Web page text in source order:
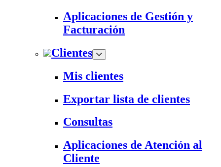
Aplicaciones de Gestión y
Facturación
Clientes
Mis clientes
Exportar lista de clientes
Consultas
Aplicaciones de Atención al
Cliente